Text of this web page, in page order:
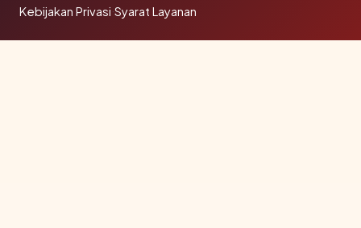
Kebijakan Privasi·Syarat Layanan